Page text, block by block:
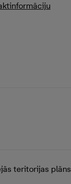
teritorijas plāns